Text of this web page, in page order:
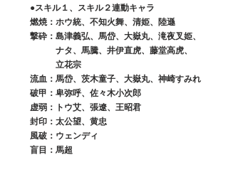
●スキル１、スキル２連動キャラ
燃焼：ホウ統、不知火舞、清姫、陸遜
撃砕：島津義弘、馬岱、大嶽丸、滝夜叉姫、
ナタ、馬騰、井伊直虎、藤堂高虎、
立花宗
流血：馬岱、茨木童子、大嶽丸、神崎すみれ
破甲：卑弥呼、佐々木小次郎
虚弱：トウ艾、張遼、王昭君
封印：太公望、黄忠
風破：ウェンディ
盲目：馬超